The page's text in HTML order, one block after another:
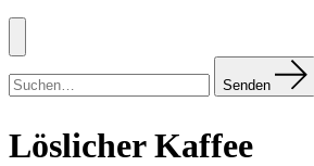
Menü
nach:
Senden
Löslicher Kaffee